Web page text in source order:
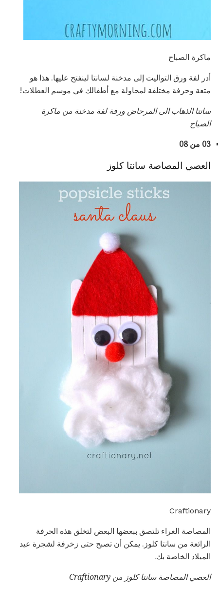
ماكرة الصباح
أدر لفة ورق التواليت إلى مدخنة لسانتا لينفتح عليها. هذا هو
متعة وحرفة مختلفة لمحاولة مع أطفالك في موسم العطلات!
سانتا الذهاب الى المرحاض ورقة لفة مدخنة من ماكرة
الصباح
03 من 08
العصي المصاصة سانتا كلوز
Craftionary
المصاصة الغراء تلتصق ببعضها البعض لتخلق هذه الحرفة
الرائعة من سانتا كلوز. يمكن أن تصبح حتى زخرفة لشجرة عيد
الميلاد الخاصة بك.
العصي المصاصة سانتا كلوز من Craftionary